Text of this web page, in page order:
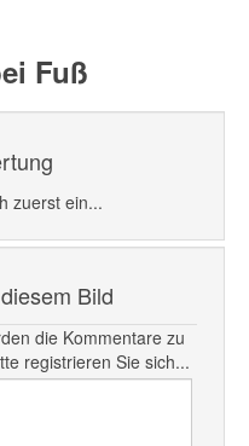
Fuß
zuerst ein...
Bild
die Kommentare zu
registrieren Sie sich...